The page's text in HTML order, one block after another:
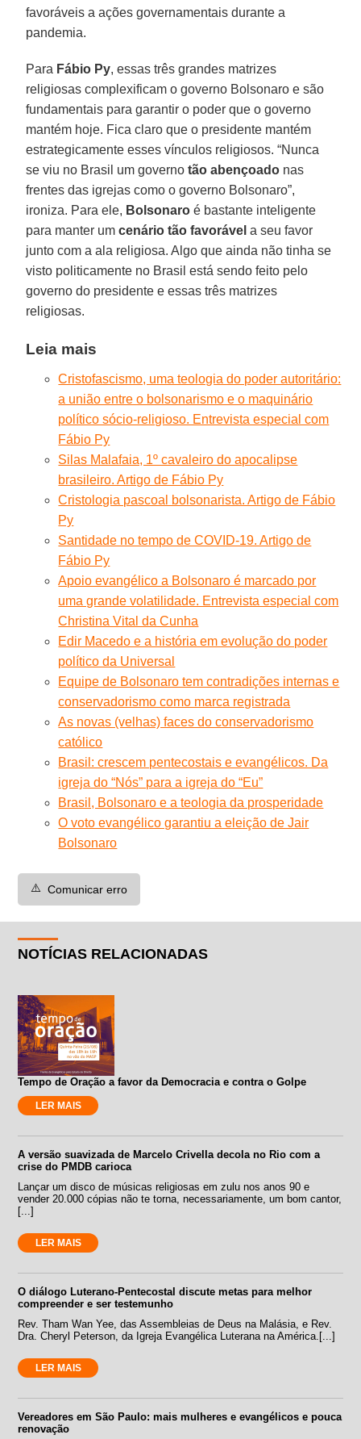
favoráveis a ações governamentais durante a
pandemia.
Para Fábio Py, essas três grandes matrizes
religiosas complexificam o governo Bolsonaro e são
fundamentais para garantir o poder que o governo
mantém hoje. Fica claro que o presidente mantém
estrategicamente esses vínculos religiosos. “Nunca
se viu no Brasil um governotão abençoado nas
frentes das igrejas como o governo Bolsonaro”,
ironiza. Para ele, Bolsonaro é bastante inteligente
para manter umcenário tão favorável a seu favor
junto com a ala religiosa. Algo que ainda não tinha se
visto politicamente no Brasil está sendo feito pelo
governo do presidente e essas três matrizes
religiosas.
Leia mais
Cristofascismo, uma teologia do poder autoritário:
a união entre o bolsonarismo e o maquinário
político sócio-religioso. Entrevista especial com
Fábio Py
Silas Malafaia, 1º cavaleiro do apocalipse
brasileiro. Artigo de Fábio Py
Cristologia pascoal bolsonarista. Artigo de Fábio
Py
Santidade no tempo de COVID-19. Artigo de
Fábio Py
Apoio evangélico a Bolsonaro é marcado por
uma grande volatilidade. Entrevista especial com
Christina Vital da Cunha
Edir Macedo e a história em evolução do poder
político da Universal
Equipe de Bolsonaro tem contradições internas e
conservadorismo como marca registrada
As novas (velhas) faces do conservadorismo
católico
Brasil: crescem pentecostais e evangélicos. Da
igreja do “Nós” para a igreja do “Eu”
Brasil, Bolsonaro e a teologia da prosperidade
O voto evangélico garantiu a eleição de Jair
Bolsonaro
⚠️ Comunicar erro
NOTÍCIAS RELACIONADAS
Tempo de Oração a favor da Democracia e contra o Golpe
LER MAIS
A versão suavizada de Marcelo Crivella decola no Rio com a
crise do PMDB carioca
Lançar um disco de músicas religiosas em zulu nos anos 90 e
vender 20.000 cópias não te torna, necessariamente, um bom cantor,
[...]
LER MAIS
O diálogo Luterano-Pentecostal discute metas para melhor
compreender e ser testemunho
Rev. Tham Wan Yee, das Assembleias de Deus na Malásia, e Rev.
Dra. Cheryl Peterson, da Igreja Evangélica Luterana na América.[...]
LER MAIS
Vereadores em São Paulo: mais mulheres e evangélicos e pouca
renovação